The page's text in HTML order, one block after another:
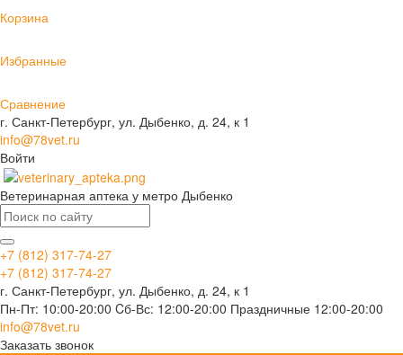
Корзина
Избранные
Сравнение
г. Санкт-Петербург, ул. Дыбенко, д. 24, к 1
info@78vet.ru
Войти
Ветеринарная аптека у метро Дыбенко
+7 (812) 317-74-27
+7 (812) 317-74-27
г. Санкт-Петербург, ул. Дыбенко, д. 24, к 1
Пн-Пт: 10:00-20:00 Cб-Вс: 12:00-20:00 Праздничные 12:00-20:00
info@78vet.ru
Заказать звонок